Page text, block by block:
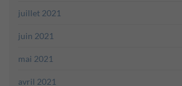
juillet 2021
juin 2021
mai 2021
avril 2021